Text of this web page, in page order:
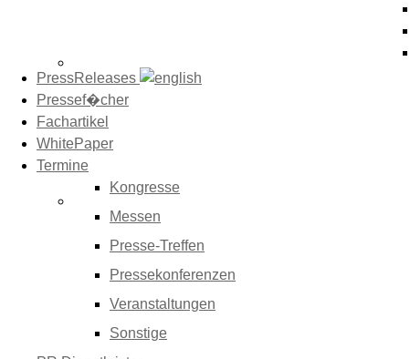
PressReleases
Pressef�cher
Fachartikel
WhitePaper
Termine
Kongresse
Messen
Presse-Treffen
Pressekonferenzen
Veranstaltungen
Sonstige